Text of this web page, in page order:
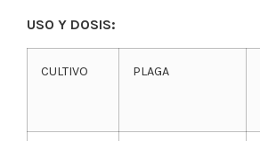
USO Y DOSIS:
CULTIVO PLAGA